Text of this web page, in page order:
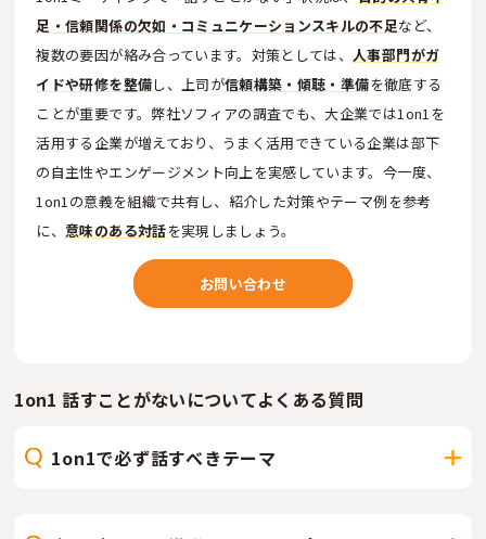
足・信頼関係の欠如・コミュニケーションスキルの不足など、
複数の要因が絡み合っています。対策としては、人事部門がガ
イドや研修を整備し、上司が信頼構築・傾聴・準備を徹底する
ことが重要です。弊社ソフィアの調査でも、大企業では1on1を
活用する企業が増えており、うまく活用できている企業は部下
の自主性やエンゲージメント向上を実感しています。今一度、
1on1の意義を組織で共有し、紹介した対策やテーマ例を参考
に、意味のある対話を実現しましょう。
お問い合わせ
1on1 話すことがないについてよくある質問
1on1で必ず話すべきテーマ